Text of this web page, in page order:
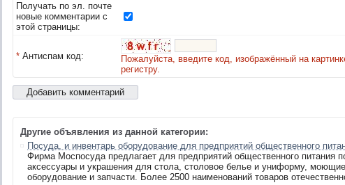
Получать по эл. почте
новые комментарии с
этой страницы:
* Антиспам код:
Пожалуйста, введите код, изображённый на
регистру.
Другие объявления из данной категории:
Посуда, и инвентарь оборудование для предприятий общественного
Фирма Моспосуда предлагает для предприятий общественного питания
аксессуары и украшения для стола, столовое белье и униформу,
оборудование и запчасти. Более 2500 наименований товаров